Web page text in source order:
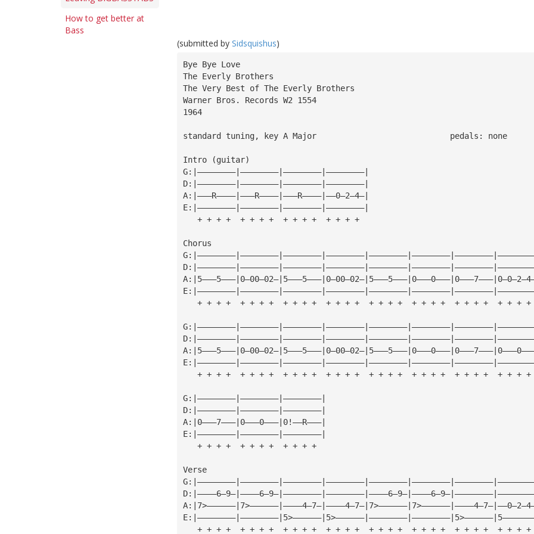
How to get better at
Bass
(submitted by Sidsquishus)
Bye Bye Love
The Everly Brothers
The Very Best of The Everly Brothers
Warner Bros. Records W2 1554
1964
standard tuning, key A Major				pedals: none
Intro (guitar)
G:|————————|————————|————————|————————|
D:|————————|————————|————————|————————|
A:|———R————|———R————|———R————|——0—2—4—|
E:|————————|————————|————————|————————|
   + + + +  + + + +  + + + +  + + + +
Chorus
   + + + +  + + + +  + + + +  + + + +  + + + +  + + + +  + + + +  + + + +
   + + + +  + + + +  + + + +  + + + +  + + + +  + + + +  + + + +  + + + +
G:|————————|————————|————————|
D:|————————|————————|————————|
A:|0———7———|0———0———|0!——R———|
E:|————————|————————|————————|
   + + + +  + + + +  + + + +
Verse
   + + + +  + + + +  + + + +  + + + +  + + + +  + + + +  + + + +  + + + +